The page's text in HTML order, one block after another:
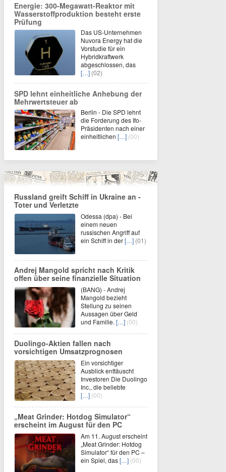
Energie: 300-Megawatt-Reaktor mit
Wasserstoffproduktion besteht erste
Prüfung
Das US-Unternehmen
Nuvora Energy hat die
Vorstudie für ein
Hybridkraftwerk
abgeschlossen, das
[…] (02)
SPD lehnt einheitliche Anhebung der
Mehrwertsteuer ab
Berlin - Die SPD lehnt
die Forderung des Ifo-
Präsidenten nach einer
einheitlichen […] (00)
Russland greift Schiff in Ukraine an -
Toter und Verletzte
Odessa (dpa) - Bei
einem neuen
russischen Angriff auf
ein Schiff in der[…] (01)
Andrej Mangold spricht nach Kritik
offen über seine finanzielle Situation
(BANG) - Andrej
Mangold bezieht
Stellung zu seinen
Aussagen über Geld
und Familie. […] (00)
Duolingo-Aktien fallen nach
vorsichtigen Umsatzprognosen
Ein vorsichtiger
Ausblick enttäuscht
Investoren Die Duolingo
Inc., die beliebte
[…] (00)
„Meat Grinder: Hotdog Simulator“
erscheint im August für den PC
Am 11. August erscheint
„Meat Grinder: Hotdog
Simulator“ für den PC –
ein Spiel, das[…] (00)